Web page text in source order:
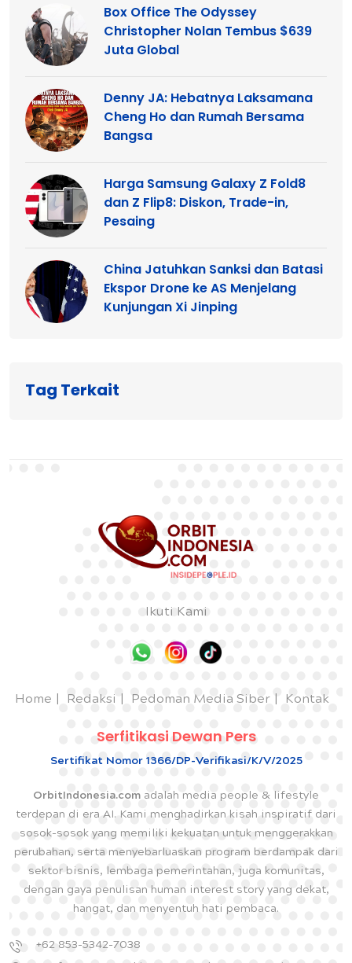
Box Office The Odyssey
Christopher Nolan Tembus $639
Juta Global
Denny JA: Hebatnya Laksamana
Cheng Ho dan Rumah Bersama
Bangsa
Harga Samsung Galaxy Z Fold8
dan Z Flip8: Diskon, Trade-in,
Pesaing
China Jatuhkan Sanksi dan Batasi
Ekspor Drone ke AS Menjelang
Kunjungan Xi Jinping
Tag Terkait
Ikuti Kami
Home Redaksi Pedoman Media Siber Kontak
Serfitikasi Dewan Pers
Sertifikat Nomor 1366/DP-Verifikasi/K/V/2025
OrbitIndonesia.com adalah media people & lifestyle
terdepan di era AI. Kami menghadirkan kisah inspiratif dari
sosok-sosok yang memiliki kekuatan untuk menggerakkan
perubahan, serta menyebarluaskan program berdampak dari
sektor bisnis, lembaga pemerintahan, juga komunitas,
dengan gaya penulisan human interest story yang dekat,
hangat, dan menyentuh hati pembaca.
+62 853-5342-7038